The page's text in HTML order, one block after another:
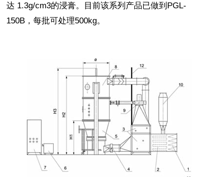
达 1.3g/cm3的浸膏。目前该系列产品已做到PGL-
150B，每批可处理500kg。